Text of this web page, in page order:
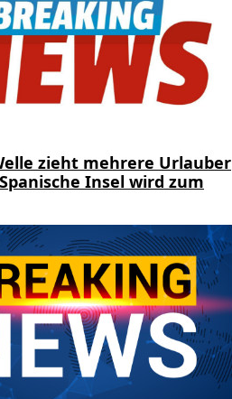
zieht mehrere Urlauber
Insel wird zum